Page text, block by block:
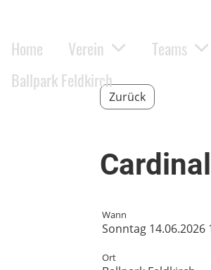
Home Verein Teams
Ballpark Feldkirch
Zurück
Wann
Sonntag 14.06.2026
Ort